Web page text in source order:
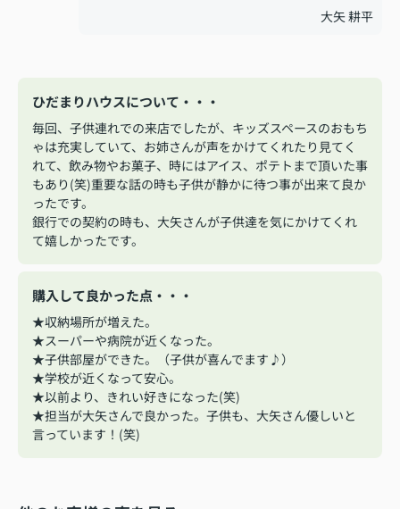
大矢 耕平
ひだまりハウスについて・・・
毎回、子供連れでの来店でしたが、キッズスペースのおもち
ゃは充実していて、お姉さんが声をかけてくれたり見てく
れて、飲み物やお菓子、時にはアイス、ポテトまで頂いた事
もあり(笑)重要な話の時も子供が静かに待つ事が出来て良か
ったです。
銀行での契約の時も、大矢さんが子供達を気にかけてくれ
て嬉しかったです。
購入して良かった点・・・
★収納場所が増えた。
★スーパーや病院が近くなった。
★子供部屋ができた。（子供が喜んでます♪）
★学校が近くなって安心。
★以前より、きれい好きになった(笑)
★担当が大矢さんで良かった。子供も、大矢さん優しいと
言っています！(笑)